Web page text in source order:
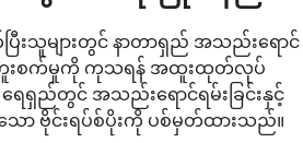
ြီးသူများတွင် နာတာရှည် အသည်းရောင်
ကူးစက်မှုကို ကုသရန် အထူးထုတ်လုပ်
ည်တွင် အသည်းရောင်ရမ်းခြင်းနှင့်
သော ဗိုင်းရပ်စ်ပိုးကို ပစ်မှတ်ထားသည်။